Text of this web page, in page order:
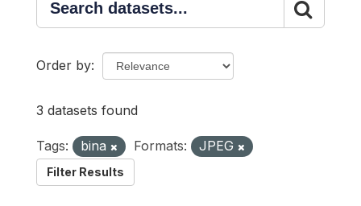
Order by
3 datasets found
Tags: bina Formats: JPEG
Filter Results